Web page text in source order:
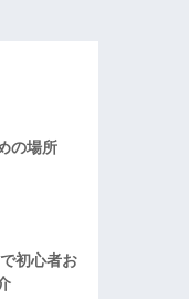
の場所
初心者お